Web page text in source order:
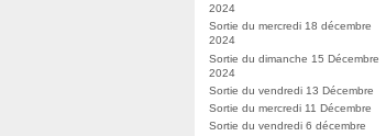
2024
Sortie du mercredi 18 décembre
2024
Sortie du dimanche 15 Décembre
2024
Sortie du vendredi 13 Décembre
Sortie du mercredi 11 Décembre
Sortie du vendredi 6 décembre